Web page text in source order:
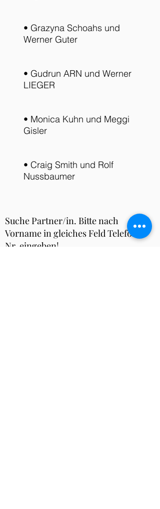
• Grazyna Schoahs und
Werner Guter
• Gudrun ARN und Werner
LIEGER
• Monica Kuhn und Meggi
Gisler
• Craig Smith und Rolf
Nussbaumer
Suche Partner/in. Bitte nach
Vorname in gleiches Feld Telefon -
Nr. eingeben!